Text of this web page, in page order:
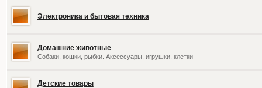
Электроника и бытовая техника
Домашние животные
Собаки, кошки, рыбки. Аксессуары, игрушки, клетки
Детские товары